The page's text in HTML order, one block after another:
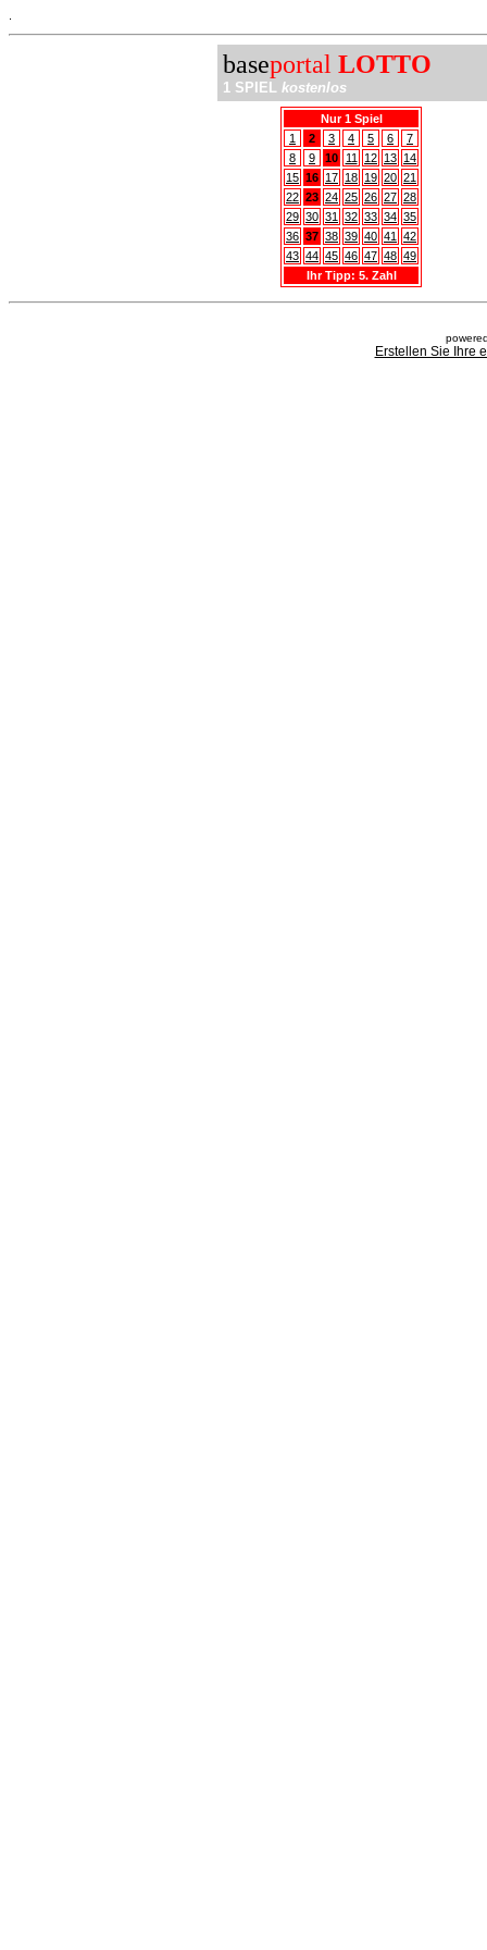
baseportal LOTTO
1 SPIEL kostenlos
Nur 1 Spiel
1
2 3 4 5 6
7
8
9 10 11 12 13 14
15 16 17 18 19 20 21
22 23 24 25 26 27 28
29 30 31 32 33 34 35
36 37 38 39 40 41
42
43 44 45 46 47 48 49
Ihr Tipp: 5. Zahl
Erstellen Sie Ihre